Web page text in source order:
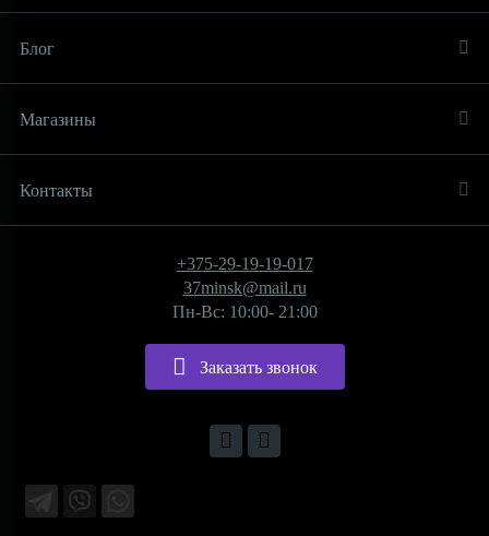
Блог
Магазины
Контакты
+375-29-19-19-017
37minsk@mail.ru
Пн-Вс: 10:00- 21:00
Заказать звонок